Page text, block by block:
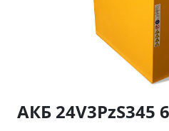
Москва,
9:00 - 19:00 пн-
АКБ 24V3PzS345